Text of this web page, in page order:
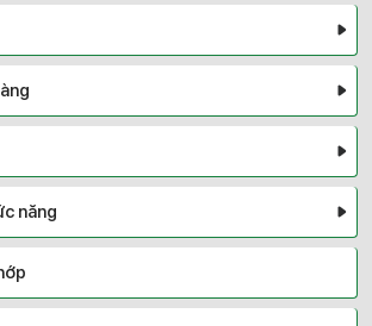
năng